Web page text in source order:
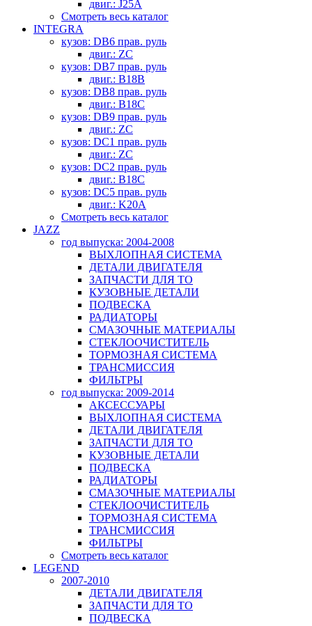
двиг.: J25A
Смотреть весь каталог
INTEGRA
кузов: DB6 прав. руль
двиг.: ZC
кузов: DB7 прав. руль
двиг.: B18B
кузов: DB8 прав. руль
двиг.: B18C
кузов: DB9 прав. руль
двиг.: ZC
кузов: DC1 прав. руль
двиг.: ZC
кузов: DC2 прав. руль
двиг.: B18C
кузов: DC5 прав. руль
двиг.: K20A
Смотреть весь каталог
JAZZ
год выпуска: 2004-2008
ВЫХЛОПНАЯ СИСТЕМА
ДЕТАЛИ ДВИГАТЕЛЯ
ЗАПЧАСТИ ДЛЯ ТО
КУЗОВНЫЕ ДЕТАЛИ
ПОДВЕСКА
РАДИАТОРЫ
СМАЗОЧНЫЕ МАТЕРИАЛЫ
СТЕКЛООЧИСТИТЕЛЬ
ТОРМОЗНАЯ СИСТЕМА
ТРАНСМИССИЯ
ФИЛЬТРЫ
год выпуска: 2009-2014
АКСЕССУАРЫ
ВЫХЛОПНАЯ СИСТЕМА
ДЕТАЛИ ДВИГАТЕЛЯ
ЗАПЧАСТИ ДЛЯ ТО
КУЗОВНЫЕ ДЕТАЛИ
ПОДВЕСКА
РАДИАТОРЫ
СМАЗОЧНЫЕ МАТЕРИАЛЫ
СТЕКЛООЧИСТИТЕЛЬ
ТОРМОЗНАЯ СИСТЕМА
ТРАНСМИССИЯ
ФИЛЬТРЫ
Смотреть весь каталог
LEGEND
2007-2010
ДЕТАЛИ ДВИГАТЕЛЯ
ЗАПЧАСТИ ДЛЯ ТО
ПОДВЕСКА